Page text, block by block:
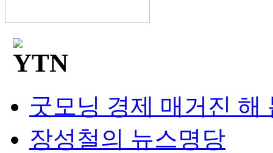
굿모닝 경제 매거진 해
장성철의 뉴스명당